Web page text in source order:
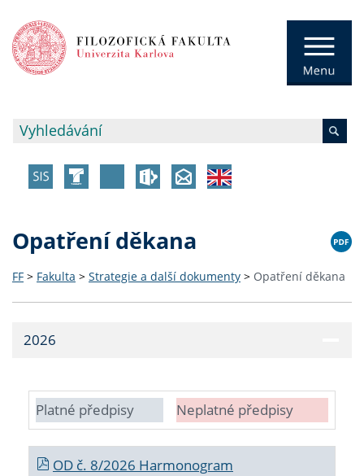
Opatření děkana
FF > Fakulta > Strategie a další dokumenty > Opatření děkana
2026
Platné předpisy Neplatné předpisy
OD č. 8/2026 Harmonogram